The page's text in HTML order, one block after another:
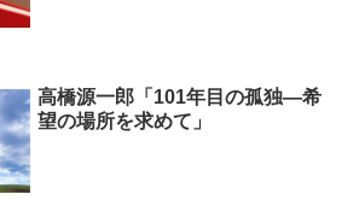
高橋源一郎「101年目の孤独―希
望の場所を求めて」